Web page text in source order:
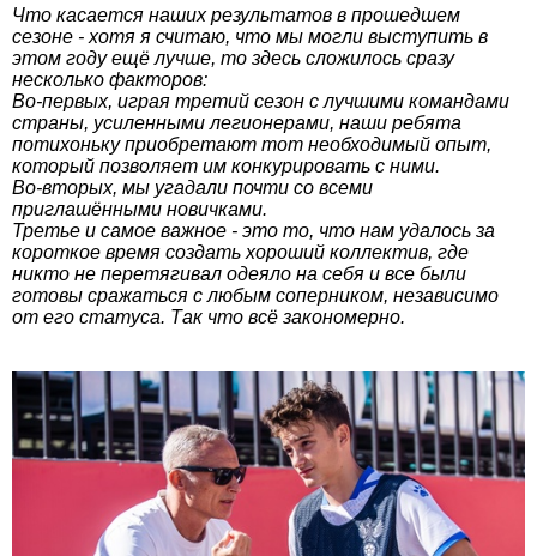
Что касается наших результатов в прошедшем
сезоне - хотя я считаю, что мы могли выступить в
этом году ещё лучше, то здесь сложилось сразу
несколько факторов:
Во-первых, играя третий сезон с лучшими командами
страны, усиленными легионерами, наши ребята
потихоньку приобретают тот необходимый опыт,
который позволяет им конкурировать с ними.
Во-вторых, мы угадали почти со всеми
приглашёнными новичками.
Третье и самое важное - это то, что нам удалось за
короткое время создать хороший коллектив, где
никто не перетягивал одеяло на себя и все были
готовы сражаться с любым соперником, независимо
от его статуса. Так что всё закономерно.